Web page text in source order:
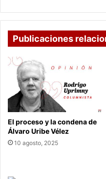
Publicaciones
El proceso y la condena de
Álvaro Uribe Vélez
10 agosto, 2025